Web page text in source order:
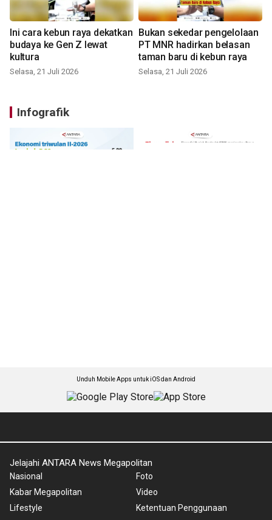
Ini cara kebun raya dekatkan
budaya ke Gen Z lewat
kultura
Selasa, 21 Juli 2026
Bukan sekedar pengelolaan
PT MNR hadirkan belasan
taman baru di kebun raya
Selasa, 21 Juli 2026
Infografik
Unduh Mobile Apps untuk iOS dan Android
Jelajahi ANTARA News Megapolitan
Nasional
Kabar Megapolitan
Lifestyle
Foto
Video
Ketentuan Penggunaan